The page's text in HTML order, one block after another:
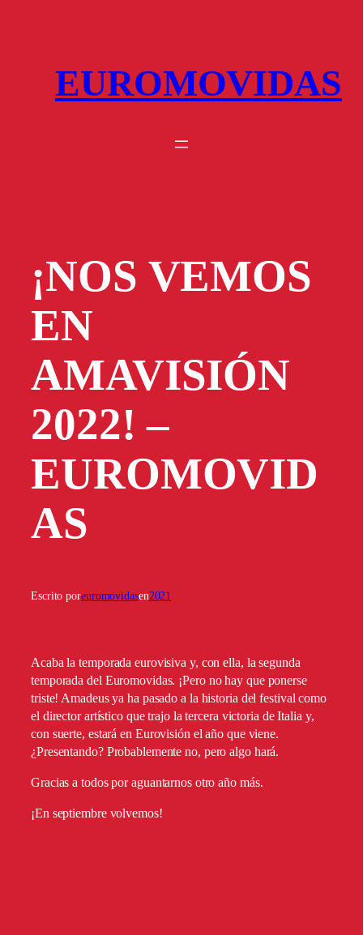
EUROMOVIDAS
¡NOS VEMOS
EN
AMAVISIÓN
2022! –
EUROMOVID
AS
Escrito poreuromovidasen2021
Acaba la temporada eurovisiva y, con ella, la segunda
temporada del Euromovidas. ¡Pero no hay que ponerse
triste! Amadeus ya ha pasado a la historia del festival como
el director artístico que trajo la tercera victoria de Italia y,
con suerte, estará en Eurovisión el año que viene.
¿Presentando? Probablemente no, pero algo hará.
Gracias a todos por aguantarnos otro año más.
¡En septiembre volvemos!